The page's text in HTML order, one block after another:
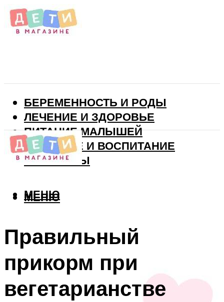
БЕРЕМЕННОСТЬ И РОДЫ
ЛЕЧЕНИЕ И ЗДОРОВЬЕ
ПИТАНИЕ МАЛЫШЕЙ
РАЗВИТИЕ И ВОСПИТАНИЕ
ВИТАМИНЫ
МЕНЮ
МЕНЮ
Правильный
прикорм при
вегетарианстве